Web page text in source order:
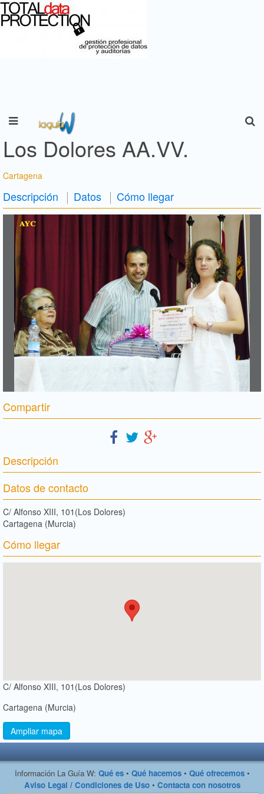
Los Dolores AA.VV.
Cartagena
Descripción Datos Cómo llegar
Compartir
Descripción
Datos de contacto
C/ Alfonso XIII, 101(Los Dolores)
Cartagena (Murcia)
Cómo llegar
C/ Alfonso XIII, 101(Los Dolores)
Cartagena (Murcia)
Ampliar mapa
Información La Guía W: Qué es• Qué hacemos• Qué ofrecemos•
Aviso Legal / Condiciones de Uso• Contacta con nosotros